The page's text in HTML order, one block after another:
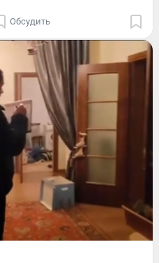
Обсудить